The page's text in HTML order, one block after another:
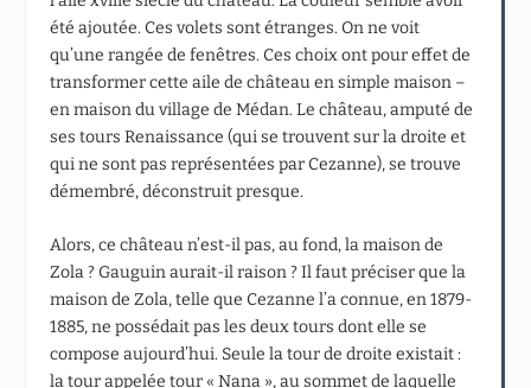
été ajoutée. Ces volets sont étranges. On ne voit
qu’une rangée de fenêtres. Ces choix ont pour effet de
transformer cette aile de château en simple maison –
en maison du village de Médan. Le château, amputé de
ses tours Renaissance (qui se trouvent sur la droite et
qui ne sont pas représentées par Cezanne), se trouve
démembré, déconstruit presque.
Alors, ce château n’est-il pas, au fond, la maison de
Zola ? Gauguin aurait-il raison ? Il faut préciser que la
maison de Zola, telle que Cezanne l’a connue, en 1879-
1885, ne possédait pas les deux tours dont elle se
compose aujourd’hui. Seule la tour de droite existait :
la tour appelée tour « Nana », au sommet de laquelle